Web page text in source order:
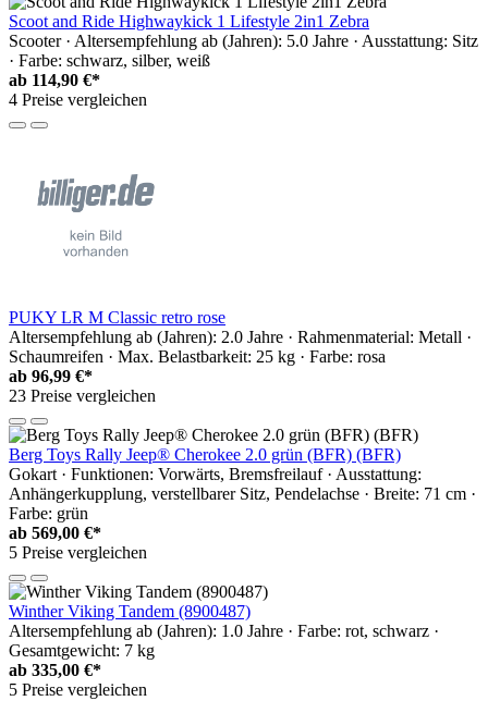
Scoot and Ride Highwaykick 1 Lifestyle 2in1 Zebra
Scooter · Altersempfehlung ab (Jahren): 5.0 Jahre · Ausstattung: Sitz
· Farbe: schwarz, silber, weiß
ab 114,90 €*
4 Preise vergleichen
PUKY LR M Classic retro rose
Altersempfehlung ab (Jahren): 2.0 Jahre · Rahmenmaterial: Metall ·
Schaumreifen · Max. Belastbarkeit: 25 kg · Farbe: rosa
ab 96,99 €*
23 Preise vergleichen
Berg Toys Rally Jeep® Cherokee 2.0 grün (BFR) (BFR)
Gokart · Funktionen: Vorwärts, Bremsfreilauf · Ausstattung:
Anhängerkupplung, verstellbarer Sitz, Pendelachse · Breite: 71 cm ·
Farbe: grün
ab 569,00 €*
5 Preise vergleichen
Winther Viking Tandem (8900487)
Altersempfehlung ab (Jahren): 1.0 Jahre · Farbe: rot, schwarz ·
Gesamtgewicht: 7 kg
ab 335,00 €*
5 Preise vergleichen